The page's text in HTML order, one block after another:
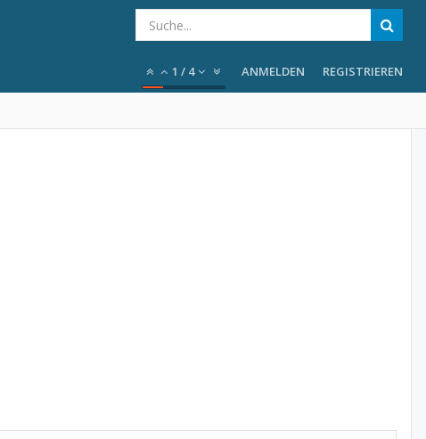
1 / 4 ANMELDEN REGISTRIEREN